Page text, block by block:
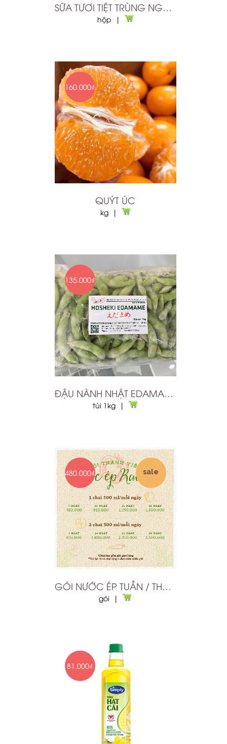
CẢI MIZUNA
50.000₫
kg
SỮA TƯƠI TIỆT TRÙNG NGUYÊN CHẤT TH TRUE MILK 1L
hộp |
160.000₫
QUÝT ÚC
kg |
135.000₫
ĐẬU NÀNH NHẬT EDAMAME TRÁI ĐÔNG LẠNH 1KG
túi 1kg |
480.000₫ sale
GÓI NƯỚC ÉP TUẦN / THÁNG
gói |
81.000₫